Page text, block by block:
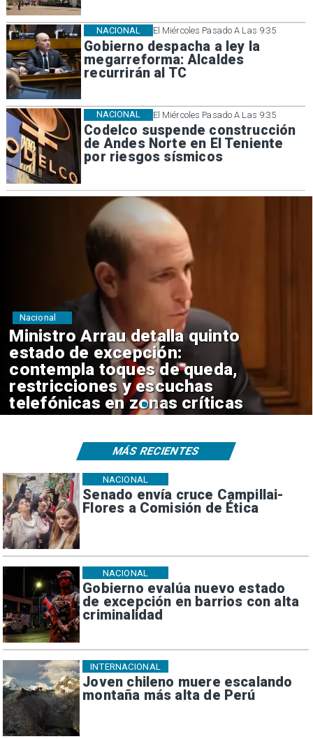
El Miércoles Pasado A Las 9:35
Gobierno despacha a ley la
megarreforma: Alcaldes
recurrirán al TC
NACIONAL
El Miércoles Pasado A Las 9:35
Codelco suspende construcción
de Andes Norte en El Teniente
por riesgos sísmicos
NACIONAL
Ministro Arrau defiende
secreto bancario y asegura
que Fiscalía logra levantarlo en
la mayoría de casos
Nacional
Senado envía cruce Campillai-
Flores a Comisión de Ética
NACIONAL
Gobierno evalúa nuevo estado
de excepción en barrios con alta
criminalidad
NACIONAL
Joven chileno muere escalando
montaña más alta de Perú
INTERNACIONAL
MÁS RECIENTES